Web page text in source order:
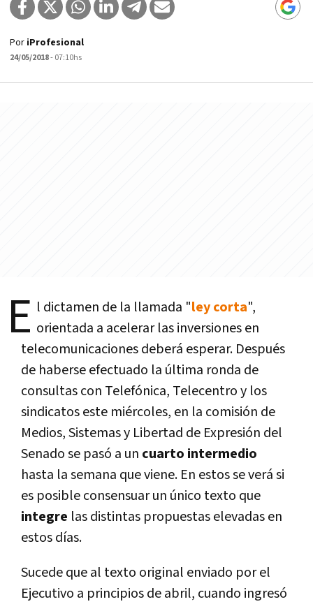
Por iProfesional
24/05/2018- 07:10hs
E l dictamen de la llamada "ley corta",
orientada a acelerar las inversiones en
telecomunicaciones deberá esperar. Después
de haberse efectuado la última ronda de
consultas con Telefónica, Telecentro y los
sindicatos este miércoles, en la comisión de
Medios, Sistemas y Libertad de Expresión del
Senado se pasó a un cuarto intermedio
hasta la semana que viene. En estos se verá si
es posible consensuar un único texto que
integre las distintas propuestas elevadas en
estos dí­as.
Sucede que al texto original enviado por el
Ejecutivo a principios de abril, cuando ingresó